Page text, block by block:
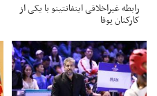
رابطه غیراخلاقی اینفانتینو با یکی از
کارکنان یوفا